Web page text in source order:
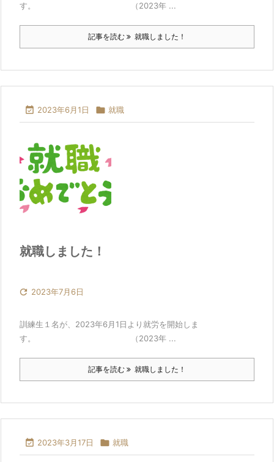
す。 （2023年 ...
記事を読む 就職しました！
 2023年6月1日  就職
就職しました！
 2023年7月6日
訓練生１名が、2023年6月1日より就労を開始しま
す。 （2023年 ...
記事を読む 就職しました！
 2023年3月17日  就職